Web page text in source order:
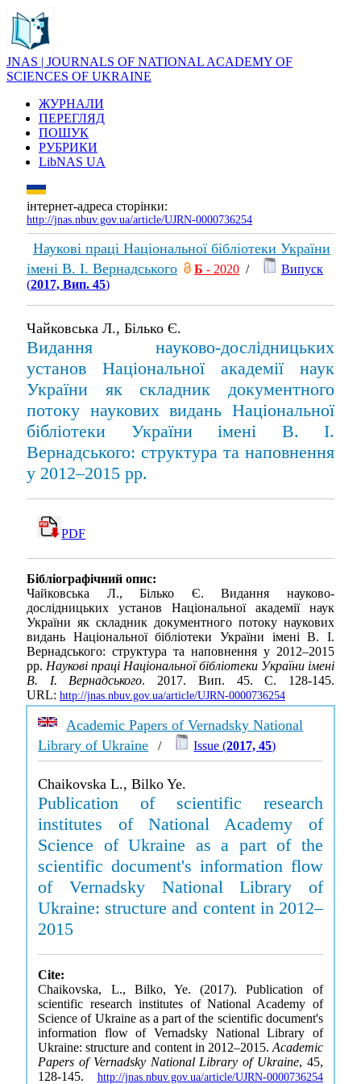
JNAS | JOURNALS OF NATIONAL ACADEMY OF
SCIENCES OF UKRAINE
ЖУРНАЛИ
ПЕРЕГЛЯД
ПОШУК
РУБРИКИ
LibNAS UA
інтернет-адреса сторінки:
http://jnas.nbuv.gov.ua/article/UJRN-0000736254
Наукові праці Національної бібліотеки України
імені В. І. Вернадського
Б - 2020 /
Випуск
(2017, Вип. 45)
Чайковська Л., Білько Є.
Видання науково-дослідницьких
установ Національної академії наук
України як складник документного
потоку наукових видань Національної
бібліотеки України імені В. І.
Вернадського: структура та наповнення
у 2012–2015 рр.
PDF
Бібліографічний опис:
Чайковська Л., Білько Є. Видання науково-
дослідницьких установ Національної академії наук
України як складник документного потоку наукових
видань Національної бібліотеки України імені В. І.
Вернадського: структура та наповнення у 2012–2015
рр. Наукові праці Національної бібліотеки України імені
В. І. Вернадського. 2017. Вип. 45. С. 128-145.
URL: http://jnas.nbuv.gov.ua/article/UJRN-0000736254
Academic Papers of Vernadsky National
Library of Ukraine / Issue (2017, 45)
Chaikovska L., Bilko Ye.
Publication of scientific research
institutes of National Academy of
Science of Ukraine as a part of the
scientific document's information flow
of Vernadsky National Library of
Ukraine: structure and content in 2012–
2015
Cite:
Chaikovska, L., Bilko, Ye. (2017). Publication of
scientific research institutes of National Academy of
Science of Ukraine as a part of the scientific document's
information flow of Vernadsky National Library of
Ukraine: structure and content in 2012–2015. Academic
Papers of Vernadsky National Library of Ukraine, 45,
128-145. http://jnas.nbuv.gov.ua/article/UJRN-0000736254